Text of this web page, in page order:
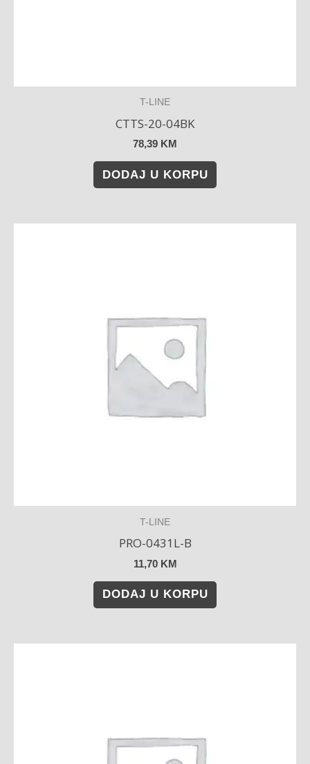
T-LINE
CTTS-20-04BK
78,39 KM
DODAJ U KORPU
T-LINE
PRO-0431L-B
11,70 KM
DODAJ U KORPU